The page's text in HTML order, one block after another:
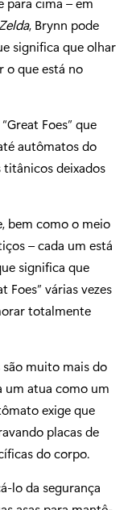
, Brynn pode
significa que olhar
o que está no
Foes” que
autômatos do
titânicos deixados
bem como o meio
– cada um está
significa que
Foes” várias vezes
totalmente
são muito mais do
um atua como um
exige que
placas de
do corpo.
lo da segurança